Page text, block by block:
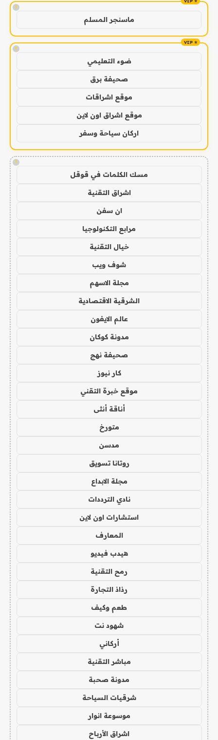
!
ماسنجر المسلم
!
ضوء التعليمي
صحيفة برق
موقع اشراقات
موقع اشراق اون لاين
اركان سياحة وسفر
!
مسك الكلمات في قوقل
اشراق التقنية
ان سفن
مرابع التكنولوجيا
خيال التقنية
شوف ويب
مجلة الاسهم
الشرقية الاقتصادية
عالم الايفون
مدونة كوكان
صحيفة نهج
كار نيوز
موقع خبرة التقني
أناقة أنثى
متورخ
مدسن
روتانا تسويق
مجلة الابداع
نادي الترددات
استشارات اون لاين
المعارف
هيدب فيديو
رمح التقنية
رذاذ التجارة
طعم وكيف
شهود نت
أركاني
مباشر التقنية
مدونة صحبة
شرقيات السياحة
موسوعة انوار
اشراق الأرباح